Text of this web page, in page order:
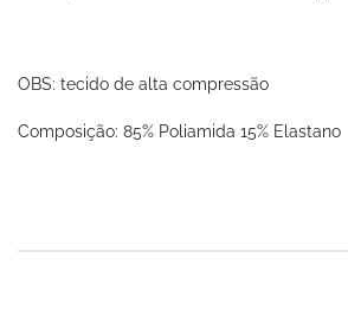
OBS: tecido de alta compressão
Composição: 85% Poliamida 15% Elastano